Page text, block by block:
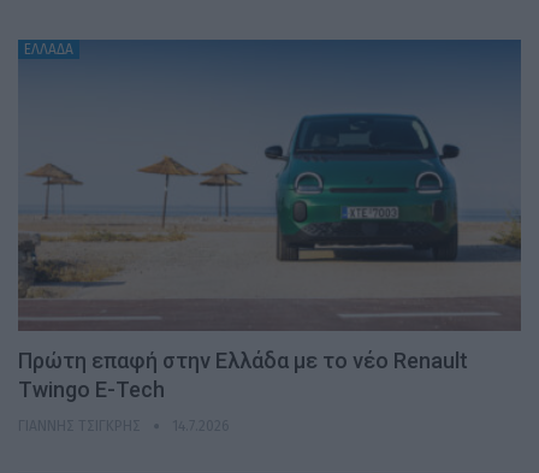
ΕΛΛΑΔΑ
Πρώτη επαφή στην Ελλάδα με το νέο Renault
Twingo E-Tech